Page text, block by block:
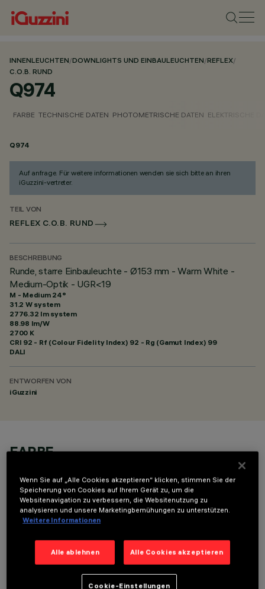
INNENLEUCHTEN/DOWNLIGHTS UND EINBAULEUCHTEN/REFLEX/
C.O.B. RUND
Q974
FARBE TECHNISCHE DATEN PHOTOMETRISCHE DATEN ELEKTRISCHE
Q974
Auf anfrage. Für weitere informationen wenden sie sich bitte an ihren
iGuzzini-vertreter.
TEIL VON
REFLEX C.O.B. RUND
BESCHREIBUNG
Runde, starre Einbauleuchte - Ø153 mm - Warm White -
Medium-Optik - UGR<19
M - Medium 24°
31.2 W system
2776.32 lm system
88.98 lm/W
2700 K
CRI 92 - Rf (Colour Fidelity Index) 92 - Rg (Gamut Index) 99
DALI
ENTWORFEN VON
iGuzzini
FARBE
TECHNISCHE DATEN
LETZTES UPDATE: 06.08.2026
Wenn Sie auf „Alle Cookies akzeptieren“ klicken, stimmen Sie der
Speicherung von Cookies auf Ihrem Gerät zu, um die
Websitenavigation zu verbessern, die Websitenutzung zu
analysieren und unsere Marketingbemühungen zu unterstützen.
Weitere Informationen
Alle ablehnen Alle Cookies akzeptieren
Cookie-Einstellungen